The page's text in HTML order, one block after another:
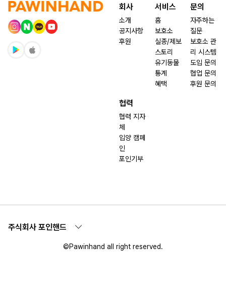
회사
소개
공지사항
후원
서비스
홈
보호소
실종/제보
스토리
유기동물
통계
혜택
문의
자주하는
질문
보호소 관
리 시스템
도입 문의
협업 문의
후원 문의
협력
협력 지자
체
입양 캠페
인
포인기부
주식회사 포인핸드
©Pawinhand all right reserved.